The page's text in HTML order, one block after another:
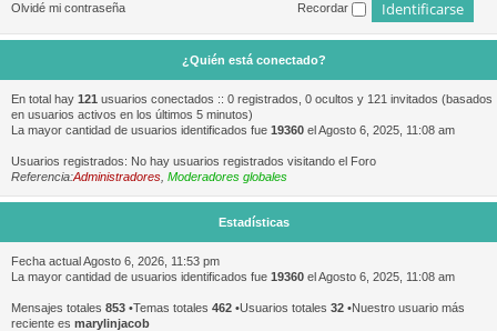
Olvidé mi contraseña Recordar
¿Quién está conectado?
En total hay 121 usuarios conectados :: 0 registrados, 0 ocultos y 121 invitados (basados
en usuarios activos en los últimos 5 minutos)
La mayor cantidad de usuarios identificados fue 19360 el Agosto 6, 2025, 11:08 am
Usuarios registrados: No hay usuarios registrados visitando el Foro
Referencia:Administradores Moderadores globales
Estadísticas
Fecha actual Agosto 6, 2026, 11:53 pm
La mayor cantidad de usuarios identificados fue 19360 el Agosto 6, 2025, 11:08 am
Mensajes totales 853 •Temas totales 462 •Usuarios totales 32 •Nuestro usuario más
reciente es marylinjacob